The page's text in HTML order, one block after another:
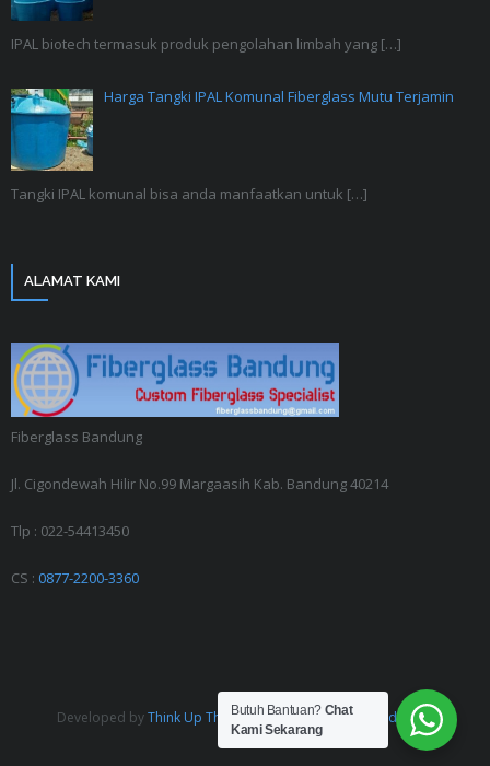
IPAL biotech termasuk produk pengolahan limbah yang […]
Harga Tangki IPAL Komunal Fiberglass Mutu Terjamin
Tangki IPAL komunal bisa anda manfaatkan untuk […]
ALAMAT KAMI
Fiberglass Bandung
Jl. Cigondewah Hilir No.99 Margaasih Kab. Bandung 40214
Tlp : 022-54413450
CS : 0877-2200-3360
Developed byThink Up Themes Ltd. Powered by WordPress.
Butuh Bantuan? Chat
Kami Sekarang